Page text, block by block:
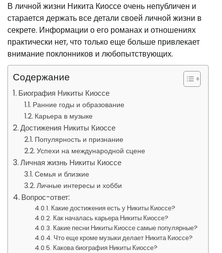
В личной жизни Никита Киоссе очень непубличен и
старается держать все детали своей личной жизни в
секрете. Информации о его романах и отношениях
практически нет, что только еще больше привлекает
внимание поклонников и любопытствующих.
Содержание
Биография Никиты Киоссе
Ранние годы и образование
Карьера в музыке
Достижения Никиты Киоссе
Популярность и признание
Успехи на международной сцене
Личная жизнь Никиты Киоссе
Семья и близкие
Личные интересы и хобби
Вопрос-ответ:
Какие достижения есть у Никиты Киоссе?
Как началась карьера Никиты Киоссе?
Какие песни Никиты Киоссе самые популярные?
Что еще кроме музыки делает Никита Киоссе?
Какова биография Никиты Киоссе?